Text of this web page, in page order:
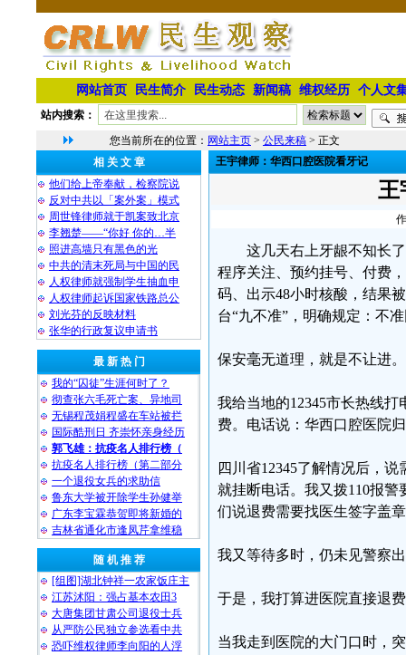
网站首页 民生简介 民生动态 新闻稿 维权经历 个人文
站内搜索：
您当前所在的位置： 网站主页 > 公民来稿 > 正文
相 关 文 章
他们给上帝奉献，检察院说
反对中共以「案外案」模式
周世锋律师就于凯案致北京
李翘楚——“你好 你的…半
照进高墙只有黑色的光
中共的清末死局与中国的民
人权律师就强制学生抽血申
人权律师起诉国家铁路总公
刘光芬的反映材料
张华的行政复议申请书
最 新 热 门
我的“囚徒”生涯何时了？
彻查张六毛死亡案、异地司
无锡程茂娟程盛在车站被拦
国际酷刑日 齐崇怀亲身经历
郭飞雄：抗疫名人排行榜（
抗疫名人排行榜（第二部分
一个退役女兵的求助信
鲁东大学被开除学生孙健举
广东李宝霖恭贺即将新婚的
吉林省通化市逢凤芹拿维稳
随 机 推 荐
[组图]湖北钟祥一农家饭庄主
江苏沭阳：强占基本农田3
大唐集团甘肃公司退役士兵
从严防公民独立参选看中共
恐吓维权律师李向阳的人浮
王宇律师：华西口腔医院看牙记
王
这几天右上牙龈不知长
程序关注、预约挂号、付费
码、出示48小时核酸，结果
台“九不准”，明确规定：不
保安毫无道理，就是不让进。
我给当地的12345市长热线
费。电话说：华西口腔医院
四川省12345了解情况后，
就挂断电话。我又拨110报
们说退费需要找医生签字盖
我又等待多时，仍未见警察
于是，我打算进医院直接退
当我走到医院的大门口时，